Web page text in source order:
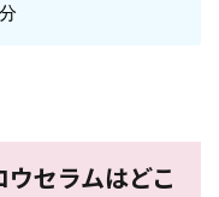
セラムはどこ